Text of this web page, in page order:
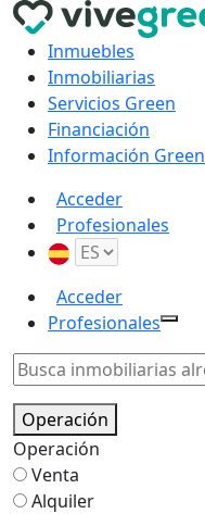
Inmuebles
Inmobiliarias
Servicios Green
Financiación
Información Green
Acceder
Profesionales
Acceder
Profesionales
Operación
Operación
Venta
Alquiler